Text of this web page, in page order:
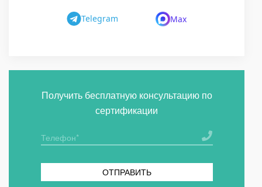
Telegram Max
Получить бесплатную консультацию по
сертификации
ОТПРАВИТЬ